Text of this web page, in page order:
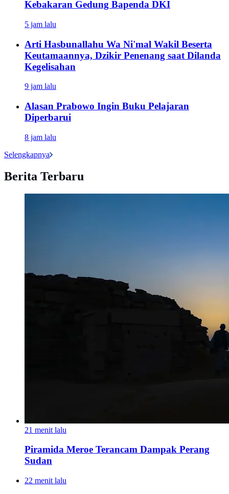
Kebakaran Gedung Bapenda DKI
5 jam lalu
Arti Hasbunallahu Wa Ni'mal Wakil Beserta
Keutamaannya, Dzikir Penenang saat Dilanda
Kegelisahan
9 jam lalu
Alasan Prabowo Ingin Buku Pelajaran
Diperbarui
8 jam lalu
Selengkapnya
Berita Terbaru
21 menit lalu
Piramida Meroe Terancam Dampak Perang
Sudan
22 menit lalu